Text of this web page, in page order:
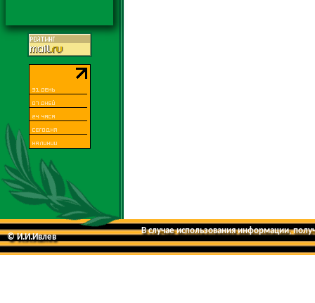
© И.И.Ивлев
В случае использования информации,